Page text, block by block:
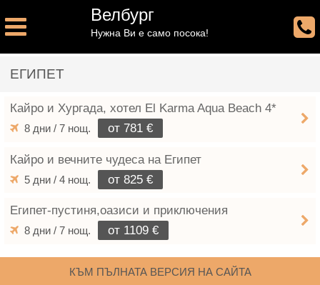
Велбург
Нужна Ви е само посока!
ЕГИПЕТ
Кайро и Хургада, хотел El Karma Aqua Beach 4*
8 дни / 7 нощ. от 781 €
Кайро и вечните чудеса на Египет
5 дни / 4 нощ. от 825 €
Египет-пустиня,оазиси и приключения
8 дни / 7 нощ. от 1109 €
КЪМ ПЪЛНАТА ВЕРСИЯ НА САЙТА